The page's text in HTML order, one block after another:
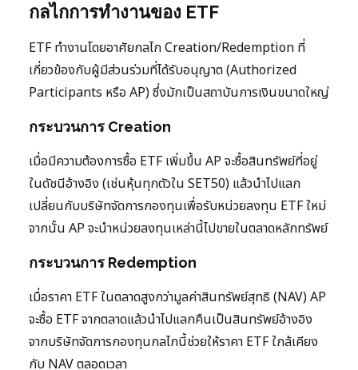
กลไกการทำงานของ ETF
ETF ทำงานโดยอาศัยกลไก Creation/Redemption ที่
เกี่ยวข้องกับผู้มีส่วนร่วมที่ได้รับอนุญาต (Authorized
Participants หรือ AP) ซึ่งมักเป็นสถาบันการเงินขนาดใหญ่
กระบวนการ Creation
เมื่อมีความต้องการซื้อ ETF เพิ่มขึ้น AP จะซื้อสินทรัพย์ที่อยู่
ในดัชนีอ้างอิง (เช่นหุ้นทุกตัวใน SET50) แล้วนำไปแลก
เปลี่ยนกับบริษัทจัดการกองทุนเพื่อรับหน่วยลงทุน ETF ใหม่
จากนั้น AP จะนำหน่วยลงทุนเหล่านี้ไปขายในตลาดหลักทรัพย์
กระบวนการ Redemption
เมื่อราคา ETF ในตลาดสูงกว่ามูลค่าสินทรัพย์สุทธิ (NAV) AP
จะซื้อ ETF จากตลาดแล้วนำไปแลกคืนเป็นสินทรัพย์อ้างอิง
จากบริษัทจัดการกองทุนกลไกนี้ช่วยให้ราคา ETF ใกล้เคียง
กับ NAV ตลอดเวลา